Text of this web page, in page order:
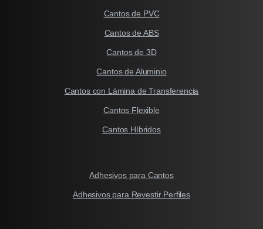
Cantos de PVC
Cantos de ABS
Cantos de 3D
Cantos de Aluminio
Cantos con Lámina de Transferencia
Cantos Flexible
Cantos Híbridos
Adhesivos para Cantos
Adhesivos para Revestir Perfiles